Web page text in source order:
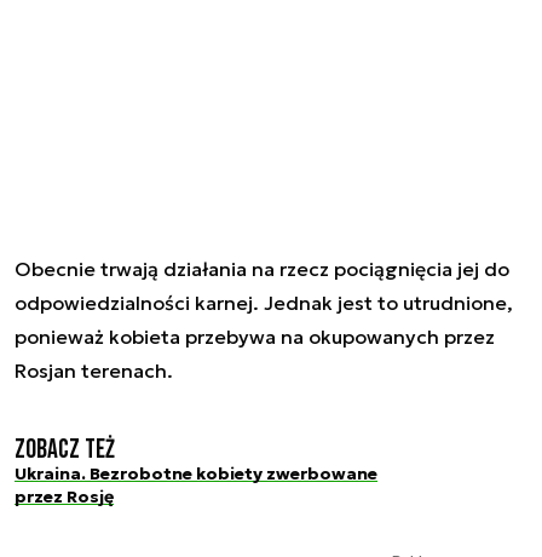
Obecnie trwają działania na rzecz pociągnięcia jej do
odpowiedzialności karnej. Jednak jest to utrudnione,
ponieważ kobieta przebywa na okupowanych przez
Rosjan terenach.
Zobacz też
Ukraina. Bezrobotne kobiety zwerbowane
przez Rosję